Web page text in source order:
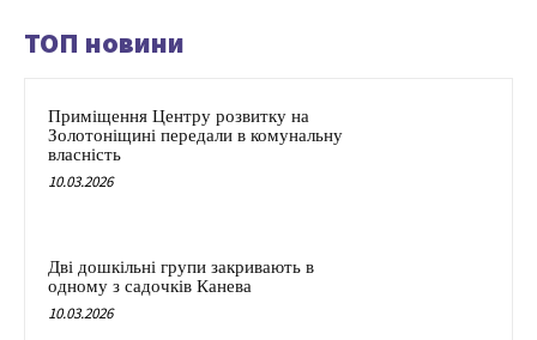
ТОП новини
Приміщення Центру розвитку на
Золотоніщині передали в комунальну
власність
10.03.2026
Дві дошкільні групи закривають в
одному з садочків Канева
10.03.2026